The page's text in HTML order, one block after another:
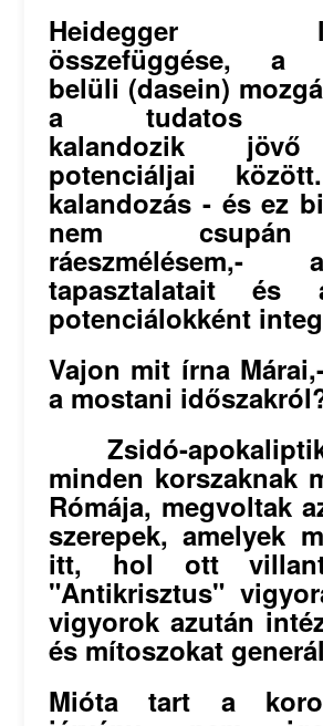
Heidegger
összefüggése, a
belüli (dasein)
a tudatos
kalandozik jövő
potenciáljai
kalandozás - és ez
nem
tapasztalatait és
potenciálokként
Vajon mit írna
a mostani
Zsidó-
minden korszaknak
Rómája, megvoltak
szerepek, amelyek
itt, hol ott
"Antikrisztus"
vigyorok azután
és mítoszokat
Mióta tart a